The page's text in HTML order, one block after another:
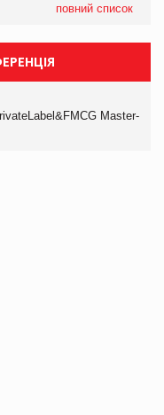
повний список
Master-